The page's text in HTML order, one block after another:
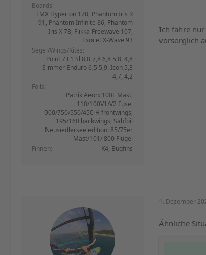
Boards
FMX Hyperion 178, Phantom Iris R
91, Phantom Infinite 86, Phantom
Iris X 78, Flikka Freewave 107,
Exocet X-Wave 93
Segel/Wings/Kites
Point 7 F1 Sl 8,8 7,8 6,8 5,8, 4,8
Simmer Enduro 6,5 5,9. Icon 5,3
4,7, 4,2
Foils
Patrik Aeon: 100L Mast,
110/100V1/V2 Fuse,
900/750/550/450 H frontwings,
195/160 backwings; Sabfoil
Neusiedlersee edition: 85/75er
Mast/101/ 800 Flügel
Finnen
K4, Bugfins
Ich fahre
vorsorglich
1. Dezember
Ähnliche